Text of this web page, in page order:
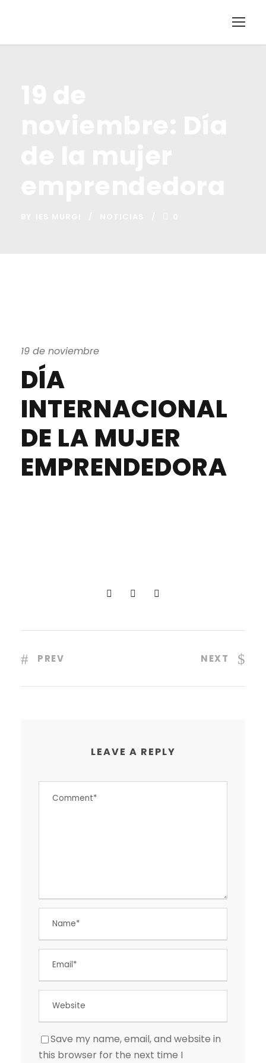
19 de noviembre
DÍA
INTERNACIONAL
DE LA MUJER
EMPRENDEDORA
PREV NEXT
LEAVE A REPLY
Save my name, email, and website in
this browser for the next time I